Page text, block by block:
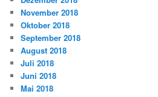
November 2018
Oktober 2018
September 2018
August 2018
Juli 2018
Juni 2018
Mai 2018